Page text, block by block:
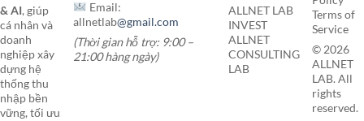
& AI, giúp
cá nhân và
doanh
nghiệp xây
dựng hệ
thống thu
nhập bền
vững, tối ưu
Email:
allnetlab@gmail.com
(Thời gian hỗ trợ: 9:00 –
21:00 hàng ngày)
ALLNET LAB
INVEST
ALLNET
CONSULTING
LAB
Terms of
Service
© 2026
ALLNET
LAB. All
rights
reserved.